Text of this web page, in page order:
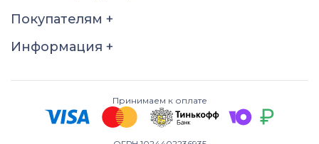
Покупателям +
Информация +
Принимаем к оплате